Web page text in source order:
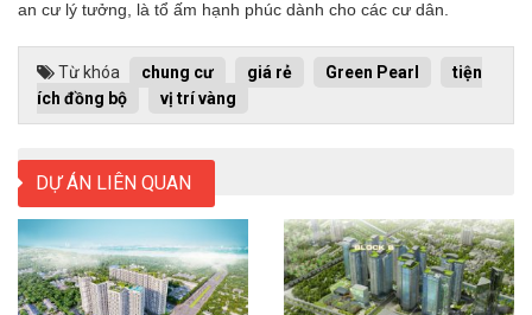
an cư lý tưởng, là tổ ấm hạnh phúc dành cho các cư dân.
Từ khóa chung cư giá rẻ Green Pearl
tiện
ích đồng bộ
vị trí vàng
DỰ ÁN LIÊN QUAN